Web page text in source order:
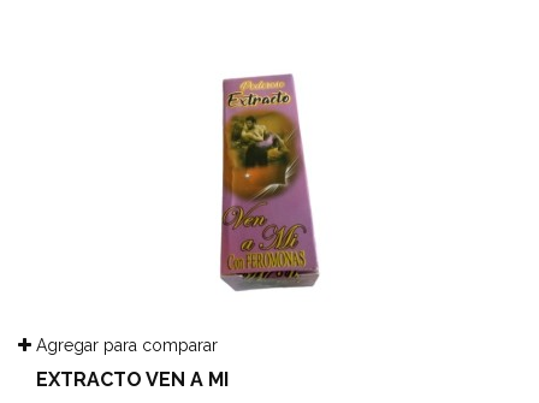
Agregar para comparar
EXTRACTO VEN A MI